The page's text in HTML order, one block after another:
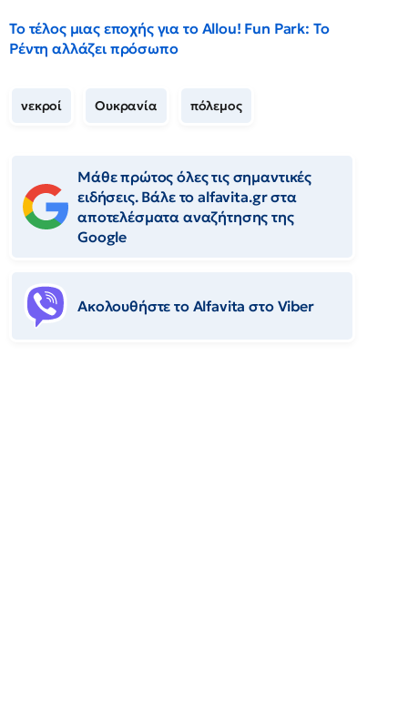
Το τέλος μιας εποχής για το Allou! Fun Park: Το
Ρέντη αλλάζει πρόσωπο
νεκροί Ουκρανία πόλεμος
Μάθε πρώτος όλες τις σημαντικές
ειδήσεις. Βάλε το alfavita.gr στα
αποτελέσματα αναζήτησης της
Google
Ακολουθήστε το Αlfavita στο Viber